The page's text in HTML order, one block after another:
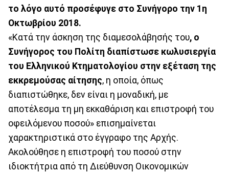
το λόγο αυτό προσέφυγε στο Συνήγορο την 1η
Οκτωβρίου 2018.
«Κατά την άσκηση της διαμεσολάβησής του, ο
Συνήγορος του Πολίτη διαπίστωσε κωλυσιεργία
του Ελληνικού Κτηματολογίου στην εξέταση της
εκκρεμούσας αίτησης, η οποία, όπως
διαπιστώθηκε, δεν είναι η μοναδική, με
αποτέλεσμα τη μη εκκαθάριση και επιστροφή του
οφειλόμενου ποσού» επισημαίνεται
χαρακτηριστικά στο έγγραφο της Αρχής.
Ακολούθησε η επιστροφή του ποσού στην
ιδιοκτήτρια από τη Διεύθυνση Οικονομικών